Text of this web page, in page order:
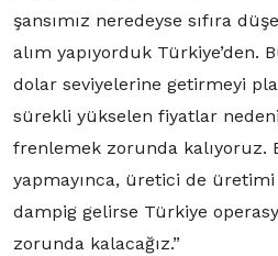
şansımız neredeyse sıfıra
alım yapıyorduk Türkiye’den.
dolar seviyelerine getirmeyi
sürekli yükselen fiyatlar
frenlemek zorunda kalıyoruz.
yapmayınca, üretici de üretimi
dampig gelirse Türkiye
zorunda kalacağız.”